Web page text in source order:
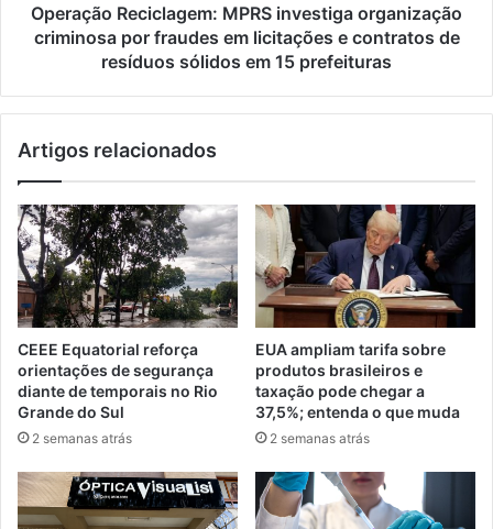
Operação Reciclagem: MPRS investiga organização
criminosa por fraudes em licitações e contratos de
resíduos sólidos em 15 prefeituras
Artigos relacionados
CEEE Equatorial reforça
orientações de segurança
diante de temporais no Rio
Grande do Sul
2 semanas atrás
EUA ampliam tarifa sobre
produtos brasileiros e
taxação pode chegar a
37,5%; entenda o que muda
2 semanas atrás